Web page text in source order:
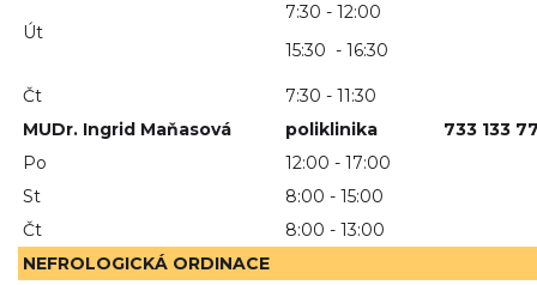
Út
7:30 - 12:00
15:30 - 16:30
Čt
7:30 - 11:30
MUDr. Ingrid Maňasová
poliklinika
733 133
Po
12:00 - 17:00
St
8:00 - 15:00
Čt
8:00 - 13:00
NEFROLOGICKÁ ORDINACE